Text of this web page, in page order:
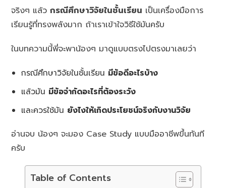
จริงๆ แล้วกรณีศึกษาวิจัยในชั้นเรียน เป็นเครื่องมือการ
เรียนรู้ที่ทรงพลังมาก ถ้าเราเข้าใจวิธีใช้มันครับ
ในบทความนี้พี่จะพาน้องๆ มาดูแบบตรงไปตรงมาเลยว่า
กรณีศึกษาวิจัยในชั้นเรียน มีข้อดีอะไรบ้าง
แล้วมัน มีข้อจำกัดอะไรที่ต้องระวัง
และควรใช้มัน ยังไงให้เกิดประโยชน์จริงกับงานวิจัย
อ่านจบ น้องๆ จะมอง Case Study แบบมืออาชีพขึ้นทันที
ครับ
Table of Contents